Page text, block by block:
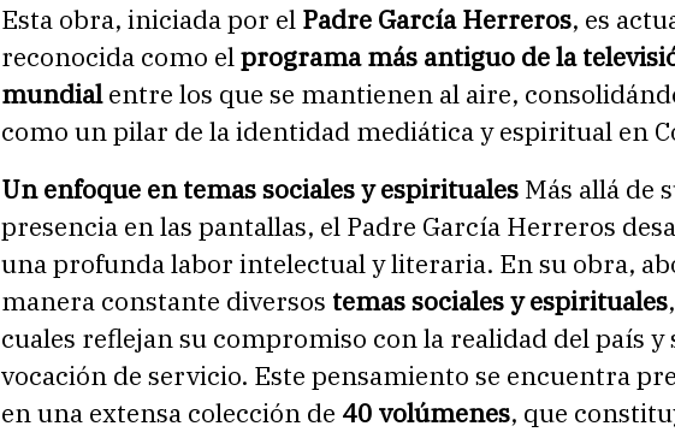
Esta obra, iniciada por el Padre García Herreros, es
reconocida como elprograma más antiguo de la
mundialentre los que se mantienen al aire,
como un pilar de la identidad mediática y espiritual en
Un enfoque en temas sociales y espirituales Más allá de
presencia en las pantallas, el Padre García Herreros
una profunda labor intelectual y literaria. En su obra,
manera constante diversos temas sociales y espirituales
cuales reflejan su compromiso con la realidad del país y
vocación de servicio. Este pensamiento se encuentra
en una extensa colección de 40 volúmenes, que